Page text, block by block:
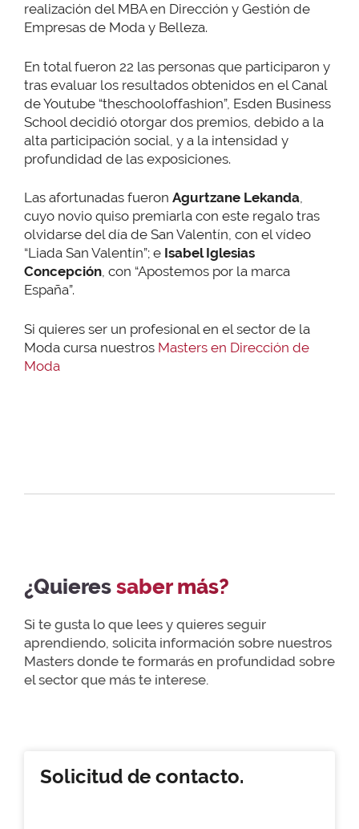
realización del MBA en Dirección y Gestión de
Empresas de Moda y Belleza.
En total fueron 22 las personas que participaron y
tras evaluar los resultados obtenidos en el Canal
de Youtube “theschooloffashion”, Esden Business
School decidió otorgar dos premios, debido a la
alta participación social, y a la intensidad y
profundidad de las exposiciones.
Las afortunadas fueron Agurtzane Lekanda,
cuyo novio quiso premiarla con este regalo tras
olvidarse del día de San Valentín, con el vídeo
“Liada San Valentín”; e Isabel Iglesias
Concepción, con “Apostemos por la marca
España”.
Si quieres ser un profesional en el sector de la
Moda cursa nuestros Masters en Dirección de
Moda
¿Quieressaber más?
Si te gusta lo que lees y quieres seguir
aprendiendo, solicita información sobre nuestros
Masters donde te formarás en profundidad sobre
el sector que más te interese.
Solicitud de contacto.